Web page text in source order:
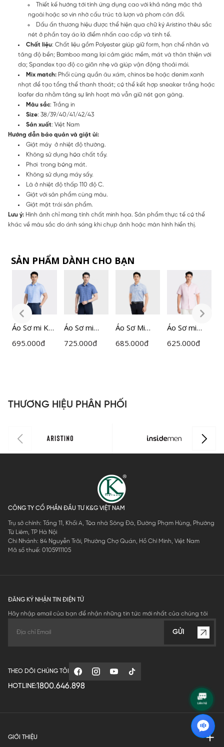
Thiết kế hướng tới tính ứng dụng cao với khả năng mặc thả
ngoài hoặc sơ vin nhờ cấu trúc tà lượn và phom cân đối.
Dấu ấn thương hiệu được thể hiện qua chữ ký Aristino thêu sắc
nét ở phần tay áo là điểm nhấn cao cấp và tinh tế.
Chất liệu: Chất liệu gồm Polyester giúp giữ form, hạn chế nhăn và
tăng độ bền; Bamboo mang lại cảm giác mềm, mát và thân thiện với
da; Spandex tạo độ co giãn nhẹ và giúp vận động thoải mái.
Mix match: Phối cùng quần âu xám, chinos be hoặc denim xanh
nhạt để tạo tổng thể thanh thoát; có thể kết hợp sneaker trắng hoặc
loafer da nhằm tăng sự linh hoạt mà vẫn giữ nét gọn gàng.
Màu sắc: Trắng in
Size: 38/39/40/41/42/43
Sản xuất: Việt Nam
Hướng dẫn bảo quản và giặt ủi:
Giặt máy ở nhiệt độ thường.
Không sử dụng hóa chất tẩy.
Phơi trong bóng mát.
Không sử dụng máy sấy.
Là ở nhiệt độ thấp 110 độ C.
Giặt với sản phẩm cùng màu.
Giặt mặt trái sản phẩm.
Lưu ý: Hình ảnh chỉ mang tính chất minh họa. Sản phẩm thực tế có thể
khác về màu sắc do ánh sáng khi chụp ảnh hoặc màn hình hiển thị.
SẢN PHẨM DÀNH CHO BẠN
Áo Sơ mi Kẻ
Nam
695.000đ
Áo Sơ mi
caro Nam
725.000đ
Áo Sơ Mi
Nam Kẻ
685.000đ
Áo Sơ mi
Nam
625.000đ
THƯƠNG HIỆU PHÂN PHỐI
CÔNG TY CỔ PHẦN ĐẦU TƯ K&G VIỆT NAM
Trụ sở chính: Tầng 11, Khối A, Tòa nhà Sông Đà, Đường Phạm Hùng, Phường
Từ Liêm, TP Hà Nội
Chi Nhánh: 84 Nguyễn Trãi, Phường Chợ Quán, Hồ Chí Minh, Việt Nam
Mã số thuế: 0105911105
ĐĂNG KÝ NHẬN TIN ĐIỆN TỬ
Hãy nhập email của bạn để nhận những tin tức mới nhất của chúng tôi
GỬI
THEO DÕI CHÚNG TÔI
HOTLINE:1800.646.898
GIỚI THIỆU